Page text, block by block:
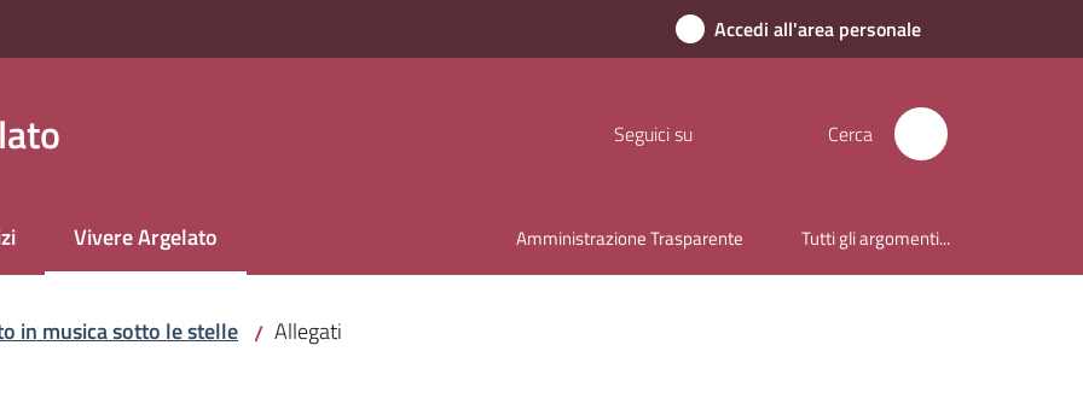
Accedi all'area personale
Seguici su Cerca
Vivere Argelato
Menu selezionato Amministrazione Trasparente Tutti gli argomenti...
in musica sotto le stelle / Allegati